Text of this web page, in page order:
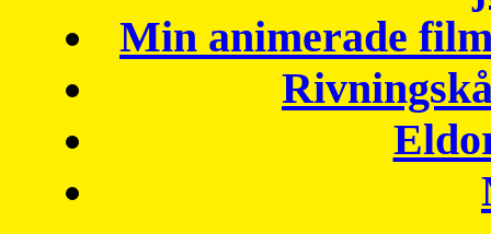
Min animerade